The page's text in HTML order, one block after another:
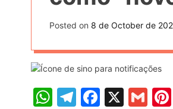
Posted on 8 de October de
W T
F
X
G